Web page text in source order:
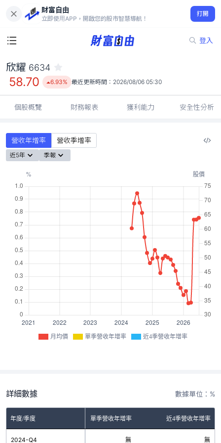
財富自由
立即使用APP，開啟您的股市智慧導航！
打開
登入
58.70
6.93%
欣耀 6634
58.70 6.93% 最近更新時間： 2026/08/06 05:30
個股概覽 財務報表 獲利能力 安全性分析
營收年增率 營收季增率
近5年 季報
月均價 單季營收年增率 近4季營收年增率
詳細數據 數據單位：%
年度/季度 單季營收年增率 近4季營收年增率
2024-Q4 無 無